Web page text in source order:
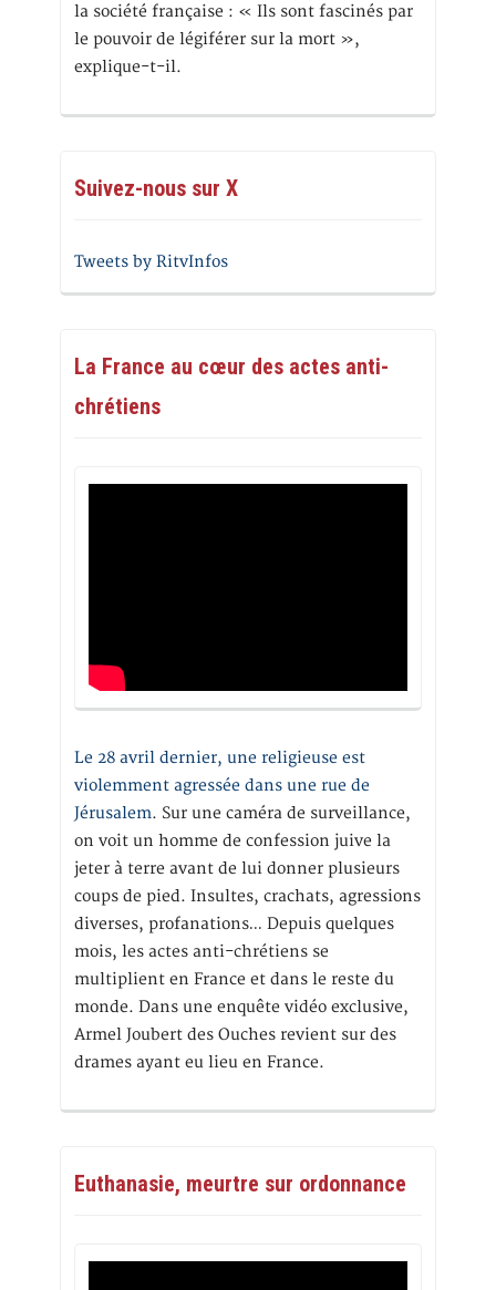
la société française : « Ils sont fascinés par
le pouvoir de légiférer sur la mort »,
explique-t-il.
Suivez-nous sur X
Tweets by RitvInfos
La France au cœur des actes anti-
chrétiens
Le 28 avril dernier, une religieuse est
violemment agressée dans une rue de
Jérusalem. Sur une caméra de surveillance,
on voit un homme de confession juive la
jeter à terre avant de lui donner plusieurs
coups de pied. Insultes, crachats, agressions
diverses, profanations… Depuis quelques
mois, les actes anti-chrétiens se
multiplient en France et dans le reste du
monde. Dans une enquête vidéo exclusive,
Armel Joubert des Ouches revient sur des
drames ayant eu lieu en France.
Euthanasie, meurtre sur ordonnance